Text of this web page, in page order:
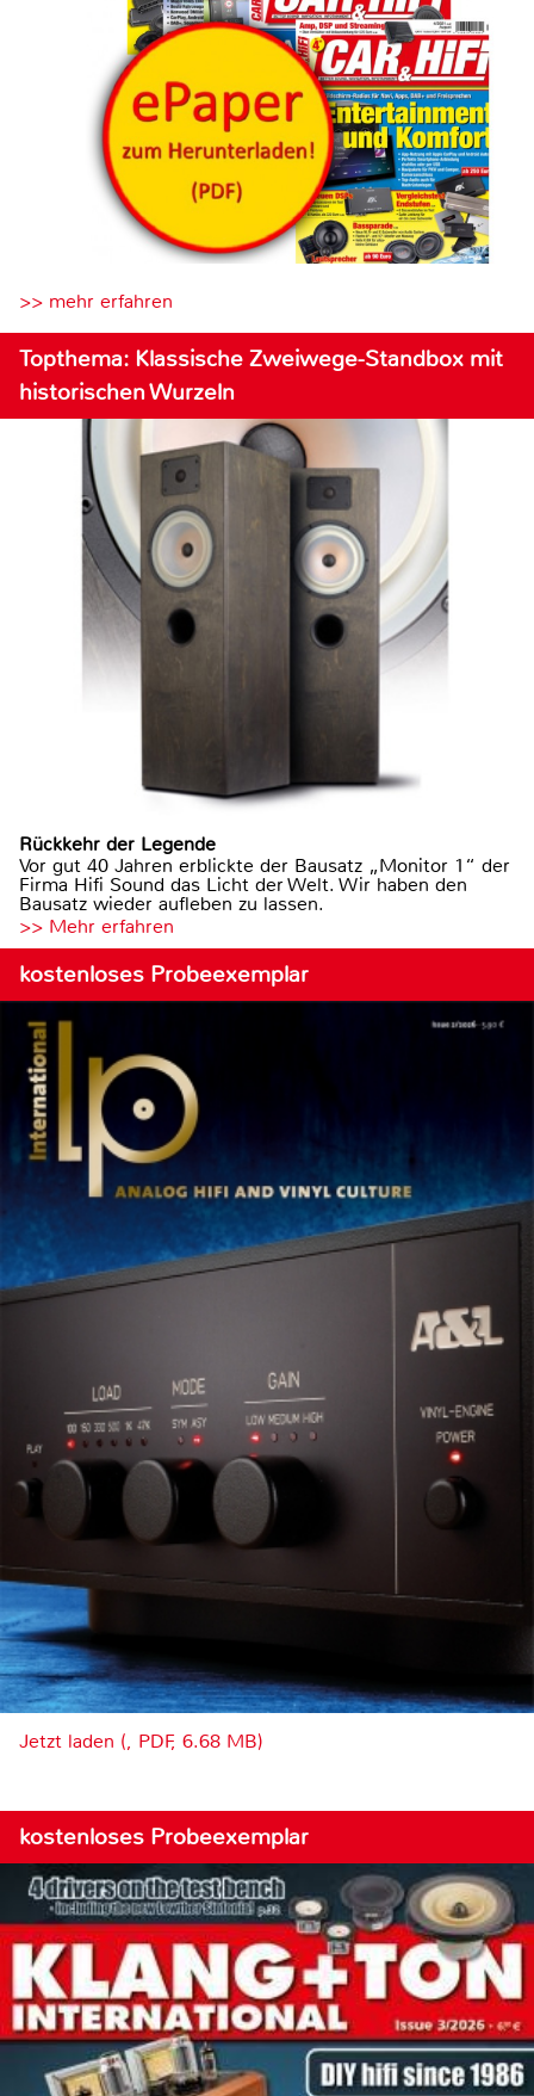
>> mehr erfahren
Topthema: Klassische Zweiwege-Standbox mit
historischen Wurzeln
Rückkehr der Legende
Vor gut 40 Jahren erblickte der Bausatz „Monitor 1“ der
Firma Hifi Sound das Licht der Welt. Wir haben den
Bausatz wieder aufleben zu lassen.
>> Mehr erfahren
kostenloses Probeexemplar
Jetzt laden (, PDF, 6.68 MB)
kostenloses Probeexemplar